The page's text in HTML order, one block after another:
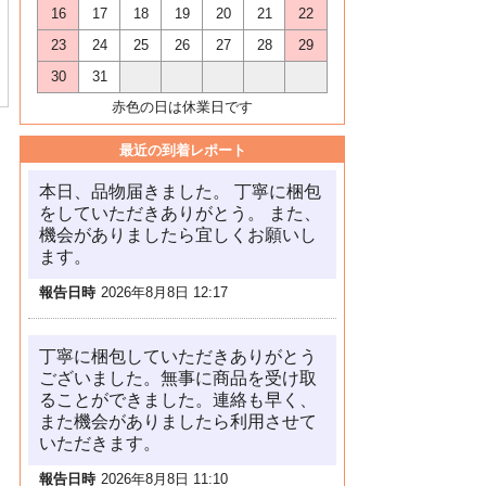
16
17 18 19 20 21
22
23
24 25 26 27 28
29
30
31
赤色の日は休業日です
最近の到着レポート
本日、品物届きました。 丁寧に梱包
をしていただきありがとう。 また、
機会がありましたら宜しくお願いし
ます。
報告日時 2026年8月8日 12:17
丁寧に梱包していただきありがとう
ございました。無事に商品を受け取
ることができました。連絡も早く、
また機会がありましたら利用させて
いただきます。
報告日時 2026年8月8日 11:10